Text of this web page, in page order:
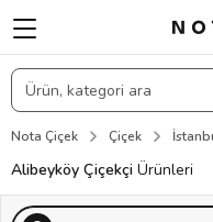
Nota Çiçek Çiçek
Alibeyköy Çiçekçi Ürünleri